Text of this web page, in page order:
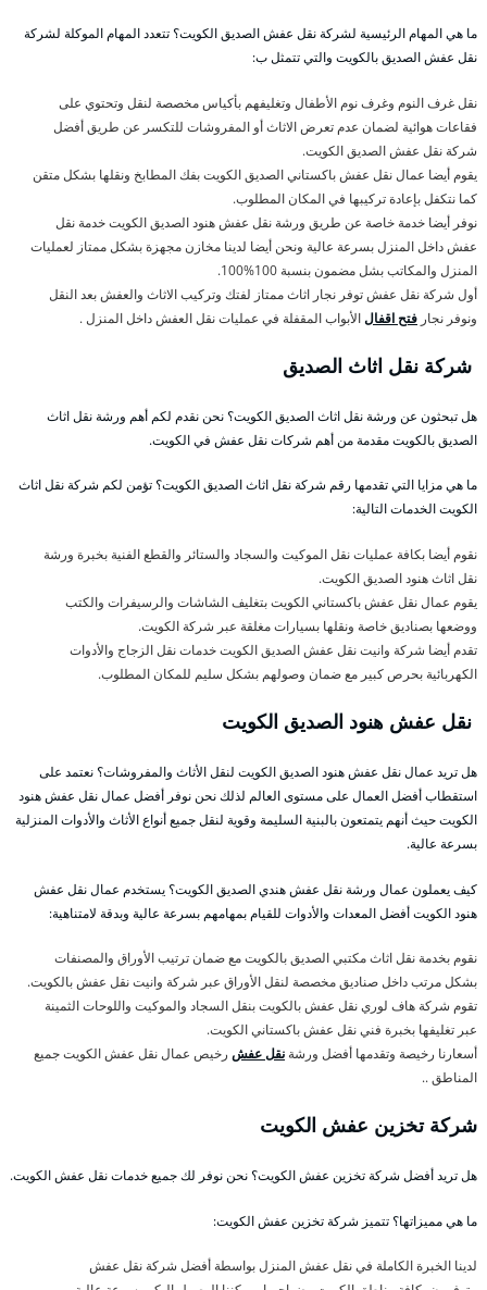
ما هي المهام الرئيسية لشركة نقل عفش الصديق الكويت؟ تتعدد المهام الموكلة لشركة
نقل عفش الصديق بالكويت والتي تتمثل ب:
نقل غرف النوم وغرف نوم الأطفال وتغليفهم بأكياس مخصصة لنقل وتحتوي على
فقاعات هوائية لضمان عدم تعرض الاثاث أو المفروشات للتكسر عن طريق أفضل
شركة نقل عفش الصديق الكويت.
يقوم أيضا عمال نقل عفش باكستاني الصديق الكويت بفك المطابخ ونقلها بشكل متقن
كما نتكفل بإعادة تركيبها في المكان المطلوب.
نوفر أيضا خدمة خاصة عن طريق ورشة نقل عفش هنود الصديق الكويت خدمة نقل
عفش داخل المنزل بسرعة عالية ونحن أيضا لدينا مخازن مجهزة بشكل ممتاز لعمليات
المنزل والمكاتب بشل مضمون بنسبة 100%100.
أول شركة نقل عفش توفر نجار اثاث ممتاز لفتك وتركيب الاثاث والعفش بعد النقل
ونوفر نجار فتح اقفالالأبواب المقفلة في عمليات نقل العفش داخل المنزل .
شركة نقل اثاث الصديق
هل تبحثون عن ورشة نقل اثاث الصديق الكويت؟ نحن نقدم لكم أهم ورشة نقل اثاث
الصديق بالكويت مقدمة من أهم شركات نقل عفش في الكويت.
ما هي مزايا التي تقدمها رقم شركة نقل اثاث الصديق الكويت؟ تؤمن لكم شركة نقل اثاث
الكويت الخدمات التالية:
نقوم أيضا بكافة عمليات نقل الموكيت والسجاد والستائر والقطع الفنية بخبرة ورشة
نقل اثاث هنود الصديق الكويت.
يقوم عمال نقل عفش باكستاني الكويت بتغليف الشاشات والرسيفرات والكتب
ووضعها بصناديق خاصة ونقلها بسيارات مغلقة عبر شركة الكويت.
تقدم أيضا شركة وانيت نقل عفش الصديق الكويت خدمات نقل الزجاج والأدوات
الكهربائية بحرص كبير مع ضمان وصولهم بشكل سليم للمكان المطلوب.
نقل عفش هنود الصديق الكويت
هل تريد عمال نقل عفش هنود الصديق الكويت لنقل الأثاث والمفروشات؟ نعتمد على
استقطاب أفضل العمال على مستوى العالم لذلك نحن نوفر أفضل عمال نقل عفش هنود
الكويت حيث أنهم يتمتعون بالبنية السليمة وقوية لنقل جميع أنواع الأثاث والأدوات المنزلية
بسرعة عالية.
كيف يعملون عمال ورشة نقل عفش هندي الصديق الكويت؟ يستخدم عمال نقل عفش
هنود الكويت أفضل المعدات والأدوات للقيام بمهامهم بسرعة عالية وبدقة لامتناهية:
نقوم بخدمة نقل اثاث مكتبي الصديق بالكويت مع ضمان ترتيب الأوراق والمصنفات
بشكل مرتب داخل صناديق مخصصة لنقل الأوراق عبر شركة وانيت نقل عفش بالكويت.
تقوم شركة هاف لوري نقل عفش بالكويت بنقل السجاد والموكيت واللوحات الثمينة
عبر تغليفها بخبرة فني نقل عفش باكستاني الكويت.
أسعارنا رخيصة وتقدمها أفضل ورشة نقل عفش رخيص عمال نقل عفش الكويت جميع
المناطق ..
شركة تخزين عفش الكويت
هل تريد أفضل شركة تخزين عفش الكويت؟ نحن نوفر لك جميع خدمات نقل عفش الكويت.
ما هي مميزاتها؟ تتميز شركة تخزين عفش الكويت:
لدينا الخبرة الكاملة في نقل عفش المنزل بواسطة أفضل شركة نقل عفش